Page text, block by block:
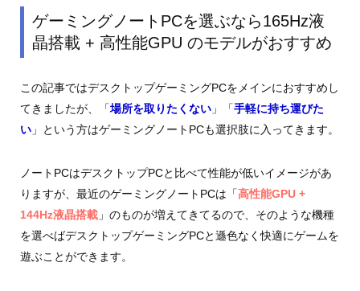
ゲーミングノートPCを選ぶなら165Hz液
晶搭載 + 高性能GPU のモデルがおすすめ
この記事ではデスクトップゲーミングPCをメインにおすすめし
てきましたが、「場所を取りたくない」「手軽に持ち運びた
い」という方はゲーミングノートPCも選択肢に入ってきます。
ノートPCはデスクトップPCと比べて性能が低いイメージがあ
りますが、最近のゲーミングノートPCは「高性能GPU +
144Hz液晶搭載」のものが増えてきてるので、そのような機種
を選べばデスクトップゲーミングPCと遜色なく快適にゲームを
遊ぶことができます。